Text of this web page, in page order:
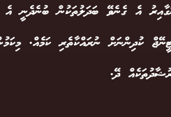
އެ ގެނެވޭ ބަދަލުތަކުން ބުނެދެނީ އެ
ކުދިންނަށް ނުރައްކާތެރި ކަމެއް.
ދޭ.